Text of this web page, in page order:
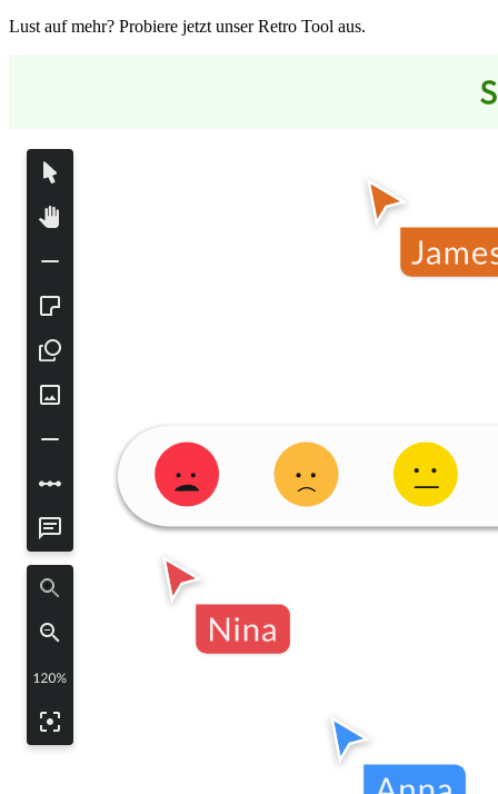
Lust auf mehr? Probiere jetzt unser Retro Tool aus.